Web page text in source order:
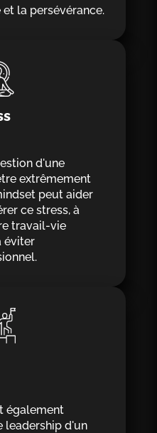
la persévérance.
d'une
extrêmement
peut aider
ce stress, à
travail-vie
éviter
également
leadership d'un